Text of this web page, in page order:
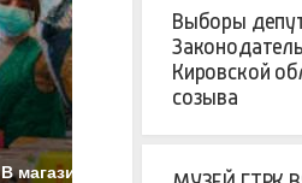
В магазинах России
СМИ:
Выборы
Кировской
созыва